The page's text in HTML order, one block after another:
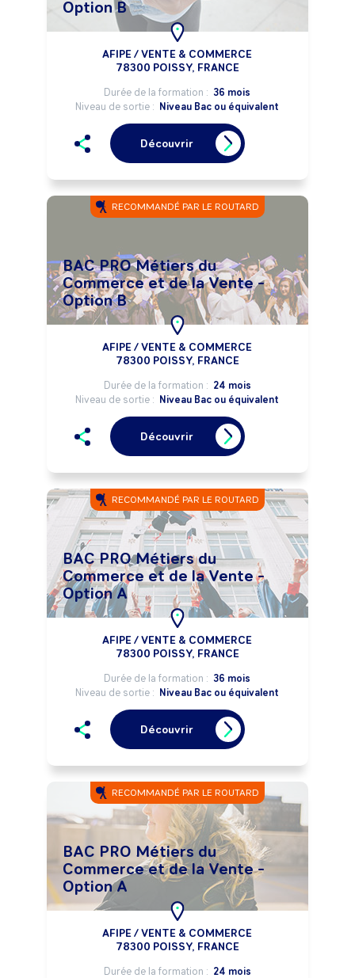
Option B
AFIPE / VENTE & COMMERCE
78300 POISSY, FRANCE
Durée de la formation : 36 mois
Niveau de sortie : Niveau Bac ou équivalent
Découvrir
RECOMMANDÉ PAR LE ROUTARD
BAC PRO Métiers du
Commerce et de la Vente -
Option B
AFIPE / VENTE & COMMERCE
78300 POISSY, FRANCE
Durée de la formation : 24 mois
Niveau de sortie : Niveau Bac ou équivalent
Découvrir
RECOMMANDÉ PAR LE ROUTARD
BAC PRO Métiers du
Commerce et de la Vente -
Option A
AFIPE / VENTE & COMMERCE
78300 POISSY, FRANCE
Durée de la formation : 36 mois
Niveau de sortie : Niveau Bac ou équivalent
Découvrir
RECOMMANDÉ PAR LE ROUTARD
BAC PRO Métiers du
Commerce et de la Vente -
Option A
AFIPE / VENTE & COMMERCE
78300 POISSY, FRANCE
Durée de la formation : 24 mois